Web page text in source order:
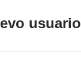
usuario